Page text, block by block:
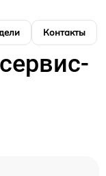
Контакты